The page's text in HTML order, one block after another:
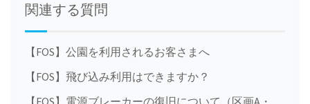
関連する質問
【FOS】公園を利用されるお客さまへ
【FOS】飛び込み利用はできますか？
【FOS】電源ブレーカーの復旧について（区画A・